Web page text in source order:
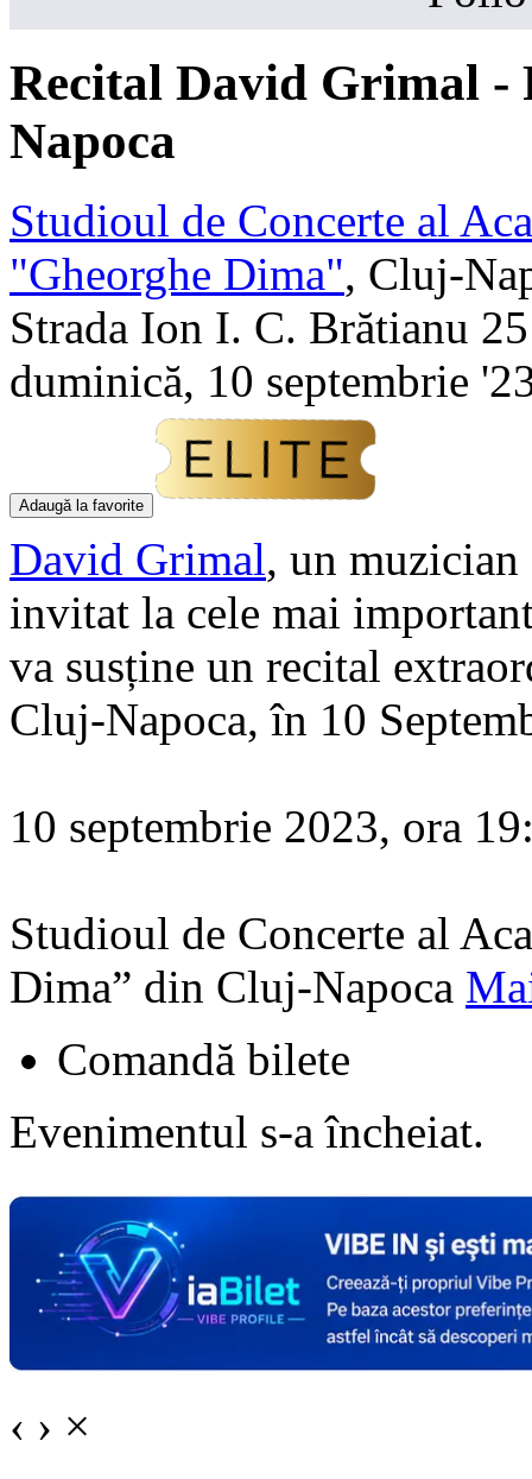
Recital David Grimal -
Napoca
Studioul de Concerte al
"Gheorghe Dima", Cluj-
Strada Ion I. C. Brătianu 25
duminică, 10 septembrie
Adaugă la favorite
David Grimal, un muzician
invitat la cele mai
va susține un recital
Cluj-Napoca, în 10
10 septembrie 2023, ora
Studioul de Concerte al
Dima” din Cluj-Napoca
Comandă bilete
Evenimentul s-a încheiat.
‹ › ×